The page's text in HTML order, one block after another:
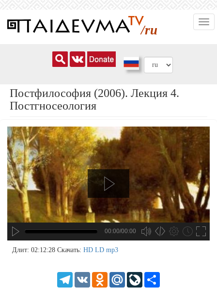
основному
/ru
Постфилософия (2006). Лекция 4.
Постгносеология
00:00/00:00
Длит: 02:12:28 Скачать: HD LD mp3
TelegramVK Odnoklassniki
Mail.Ru LiveJournal